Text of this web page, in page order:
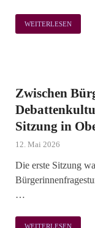
WEITERLESEN
Zwischen
Sitzung in
12. Mai 2026
Die erste Sitzung
…
WEITERLESEN